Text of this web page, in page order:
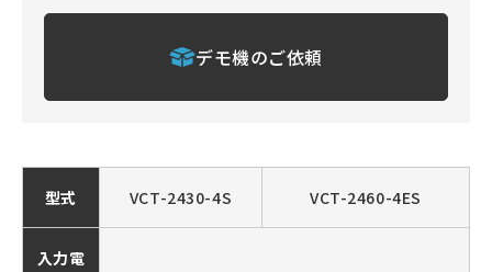
デモ機のご依頼
型式 VCT-2430-4S VCT-2460-4ES
入力電